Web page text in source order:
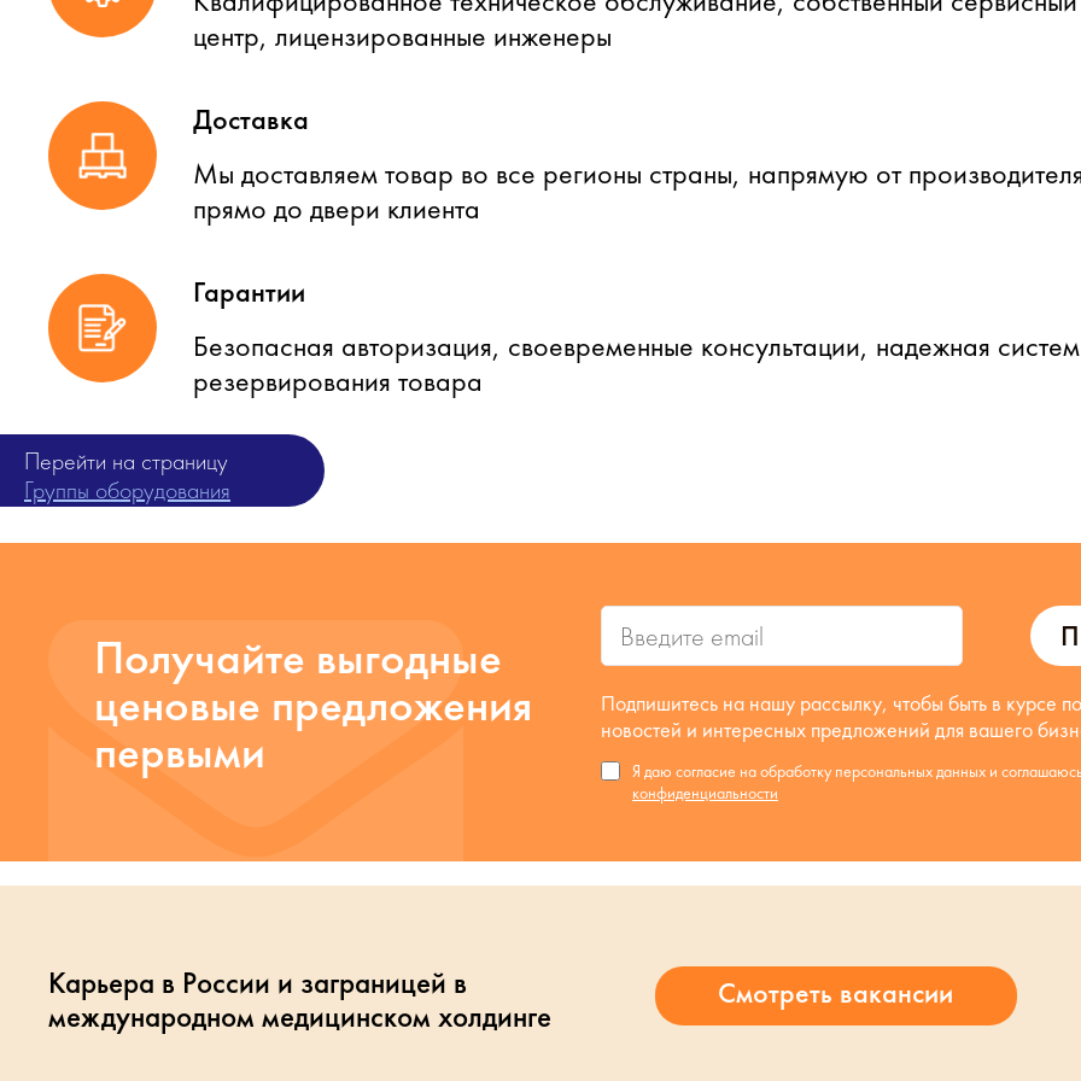
центр, лицензированные инженеры
Доставка
Мы доставляем товар во все регионы страны, напрямую от
прямо до двери клиента
Гарантии
Безопасная авторизация, своевременные консультации, надежная
резервирования товара
Перейти на страницу
Группы оборудования
Получайте выгодные
ценовые предложения
первыми
Подпишитесь на нашу рассылку, чтобы быть в курсе
новостей и интересных предложений для вашего
Я даю согласие на обработку персональных данных и
конфиденциальности
Карьера в России и заграницей в
международном медицинском холдинге